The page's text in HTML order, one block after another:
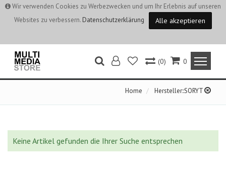
Wir verwenden Cookies zu Werbezwecken und um Ihr Erlebnis auf unseren
Websites zu verbessern. Datenschutzerklärung Alle akzeptieren
0
(0)
Home Hersteller::SORYT
Keine Artikel gefunden die Ihrer Suche entsprechen